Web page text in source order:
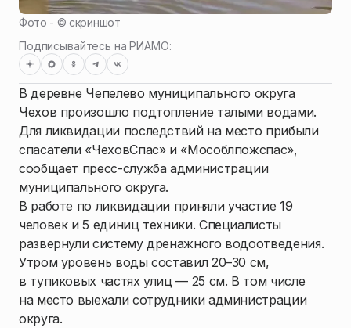
Фото - © скриншот
Подписывайтесь на РИАМО:
В деревне Чепелево муниципального округа
Чехов произошло подтопление талыми водами.
Для ликвидации последствий на место прибыли
спасатели «ЧеховСпас» и «Мособлпожспас»,
сообщает пресс-служба администрации
муниципального округа.
В работе по ликвидации приняли участие 19
человек и 5 единиц техники. Специалисты
развернули систему дренажного водоотведения.
Утром уровень воды составил 20–30 см,
в тупиковых частях улиц — 25 см. В том числе
на место выехали сотрудники администрации
округа.